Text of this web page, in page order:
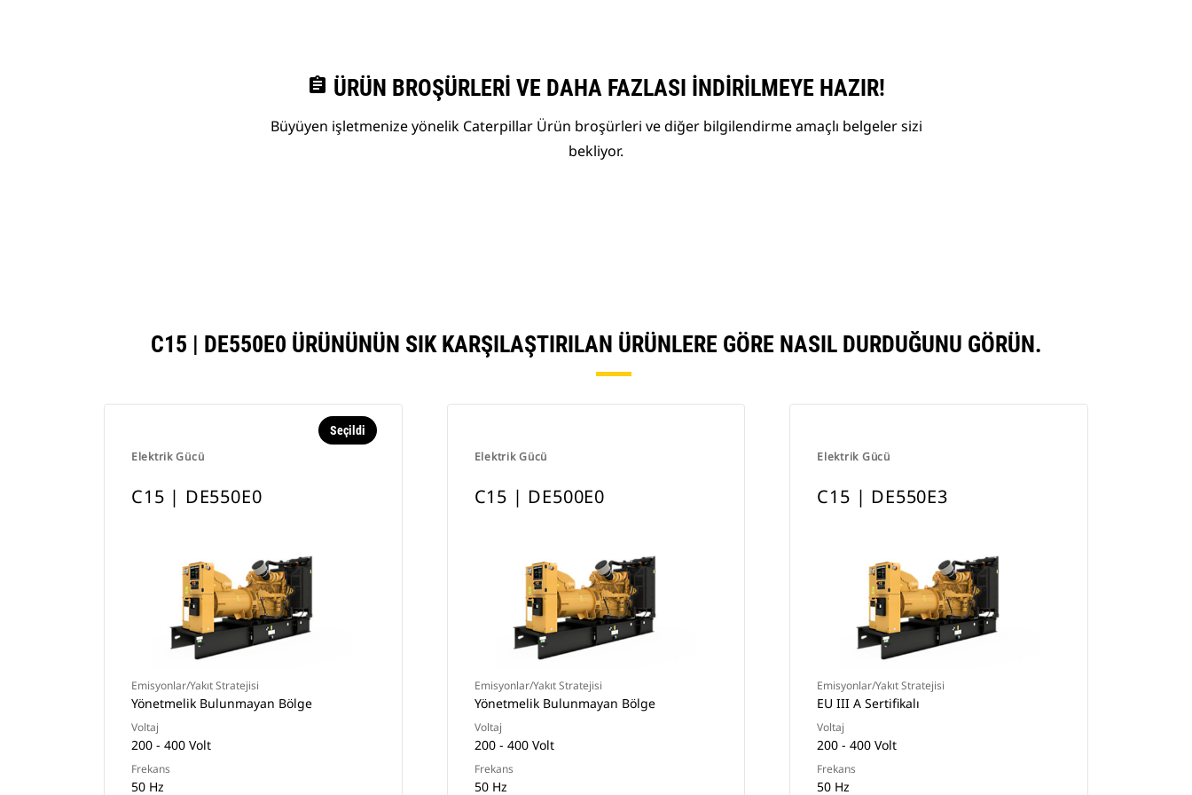
assignment ÜRÜN BROŞÜRLERI VE DAHA FAZLASI İNDIRILMEYE HAZIR!
Büyüyen işletmenize yönelik Caterpillar Ürün broşürleri ve diğer bilgilendirme amaçlı belgeler sizi
bekliyor.
C15 | DE550E0 ÜRÜNÜNÜN SIK KARŞILAŞTIRILAN ÜRÜNLERE GÖRE NASIL DURDUĞUNU GÖRÜN.
Elektrik Gücü
Seçildi
C15 | DE550E0
Emisyonlar/Yakıt Stratejisi
Yönetmelik Bulunmayan Bölge
Voltaj
200 - 400 Volt
Frekans
50 Hz
Elektrik Gücü
C15 | DE500E0
Emisyonlar/Yakıt Stratejisi
Yönetmelik Bulunmayan Bölge
Voltaj
200 - 400 Volt
Frekans
50 Hz
Elektrik Gücü
C15 | DE550E3
Emisyonlar/Yakıt Stratejisi
EU III A Sertifikalı
Voltaj
200 - 400 Volt
Frekans
50 Hz